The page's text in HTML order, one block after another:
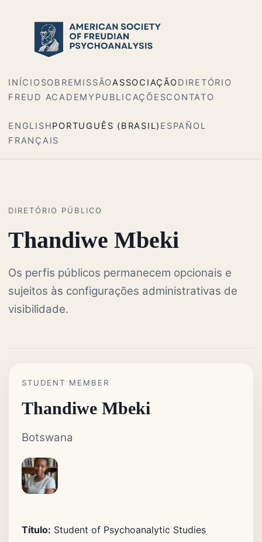
INÍCIOSOBREMISSÃOASSOCIAÇÃODIRETÓRIO
FREUD ACADEMY PUBLICAÇÕESCONTATO
ENGLISHPORTUGUÊS (BRASIL) ESPAÑOL
FRANÇAIS
DIRETÓRIO PÚBLICO
Thandiwe Mbeki
Os perfis públicos permanecem opcionais e
sujeitos às configurações administrativas de
visibilidade.
STUDENT MEMBER
Thandiwe Mbeki
Botswana
Título: Student of Psychoanalytic Studies